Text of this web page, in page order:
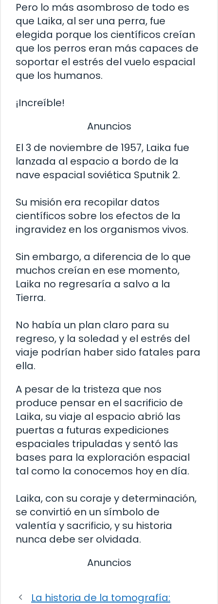
Pero lo más asombroso de todo es
que Laika, al ser una perra, fue
elegida porque los científicos creían
que los perros eran más capaces de
soportar el estrés del vuelo espacial
que los humanos.
¡Increíble!
Anuncios
El 3 de noviembre de 1957, Laika fue
lanzada al espacio a bordo de la
nave espacial soviética Sputnik 2.
Su misión era recopilar datos
científicos sobre los efectos de la
ingravidez en los organismos vivos.
Sin embargo, a diferencia de lo que
muchos creían en ese momento,
Laika no regresaría a salvo a la
Tierra.
No había un plan claro para su
regreso, y la soledad y el estrés del
viaje podrían haber sido fatales para
ella.
A pesar de la tristeza que nos
produce pensar en el sacrificio de
Laika, su viaje al espacio abrió las
puertas a futuras expediciones
espaciales tripuladas y sentó las
bases para la exploración espacial
tal como la conocemos hoy en día.
Laika, con su coraje y determinación,
se convirtió en un símbolo de
valentía y sacrificio, y su historia
nunca debe ser olvidada.
Anuncios
La historia de la tomografía: